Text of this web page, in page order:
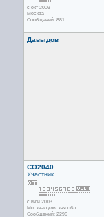
с окт 2003
Москва
Сообщений: 881
Давыдов
CO2040
Участник
с июн 2003
Москва/тульская обл.
Сообщений: 2296